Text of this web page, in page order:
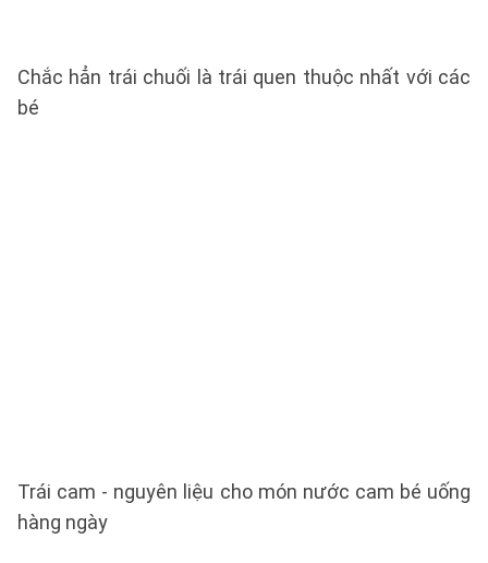
Chắc hẳn trái chuối là trái quen thuộc nhất với các
bé
Trái cam - nguyên liệu cho món nước cam bé uống
hàng ngày